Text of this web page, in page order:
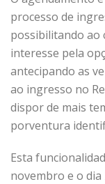
processo de
possibilitando
interesse pela
antecipando as
ao ingresso no
dispor de mais
porventura
Esta
novembro e o